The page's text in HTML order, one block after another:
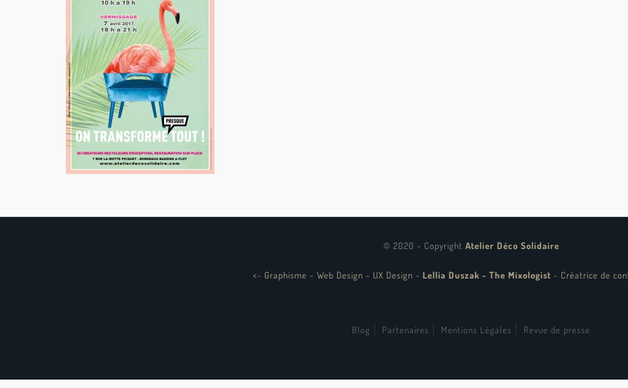
© 2020 - Copyright Atelier Déco Solidaire
<- Graphisme - Web Design - UX Design - Lellia Duszak - The Mixologist - Créatrice de
Blog Partenaires Mentions Légales Revue de presse